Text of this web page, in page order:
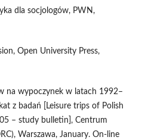
dla socjologów, PWN,
Open University Press,
na wypoczynek w latach 1992–
z badań [Leisure trips of Polish
– study bulletin], Centrum
Warszawa, January. On-line